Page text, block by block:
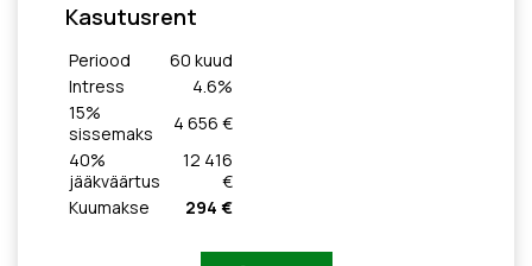
Kasutusrent
Periood 60 kuud
Intress
4.6%
15%
sissemaks
4 656 €
40%
jääkväärtus
12 416
€
Kuumakse
294 €